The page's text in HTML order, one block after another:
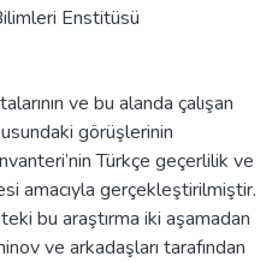
Enstitüsü
ve bu alanda çalışan
görüşlerinin
Türkçe geçerlilik ve
amacıyla gerçekleştirilmiştir.
bu araştırma iki aşamadan
ve arkadaşları tarafından